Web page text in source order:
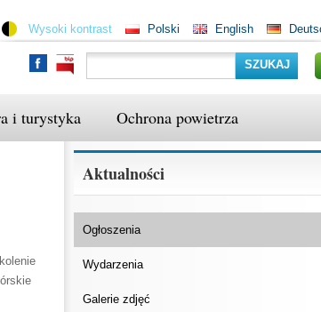
Polski English
Wysoki kontrast
i turystyka Ochrona powietrza
Aktualności
Ogłoszenia
Wydarzenia
Galerie zdjęć